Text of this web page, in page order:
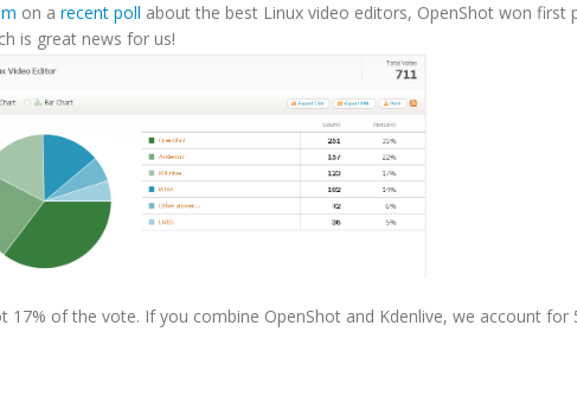
on a recent poll about the best Linux video editors, OpenShot won first
is great news for us!
17% of the vote. If you combine OpenShot and Kdenlive, we account for